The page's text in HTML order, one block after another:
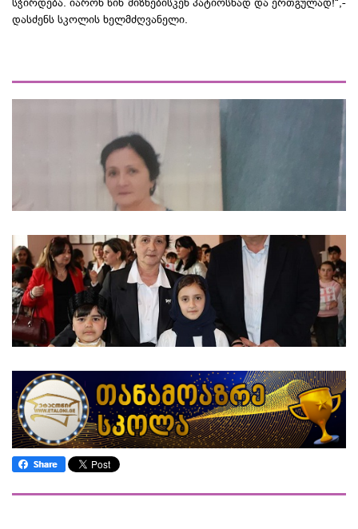
დასძენს სკოლის ხელმძღვანელი.